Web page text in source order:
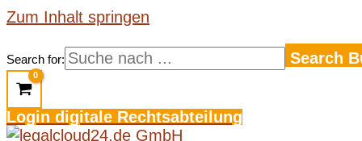
Zum Inhalt springen
Search for: Search
Login digitale Rechtsabteilung